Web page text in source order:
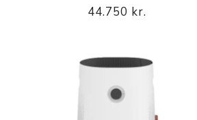
44.750 kr.